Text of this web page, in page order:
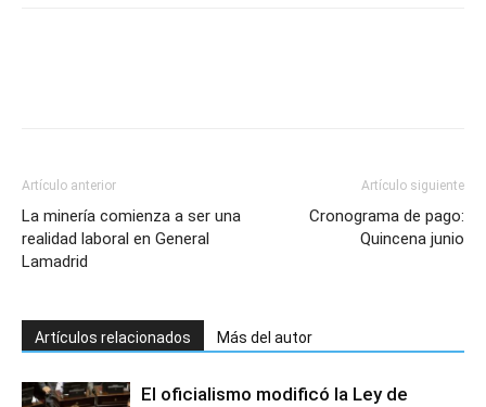
Artículo anterior
La minería comienza a ser una
realidad laboral en General
Lamadrid
Artículo siguiente
Cronograma de pago:
Quincena junio
Artículos relacionados Más del autor
El oficialismo modificó la Ley de